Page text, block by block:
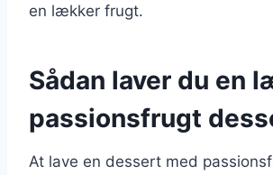
en lækker frugt.
Sådan laver du en
passionsfrugt
At lave en dessert med